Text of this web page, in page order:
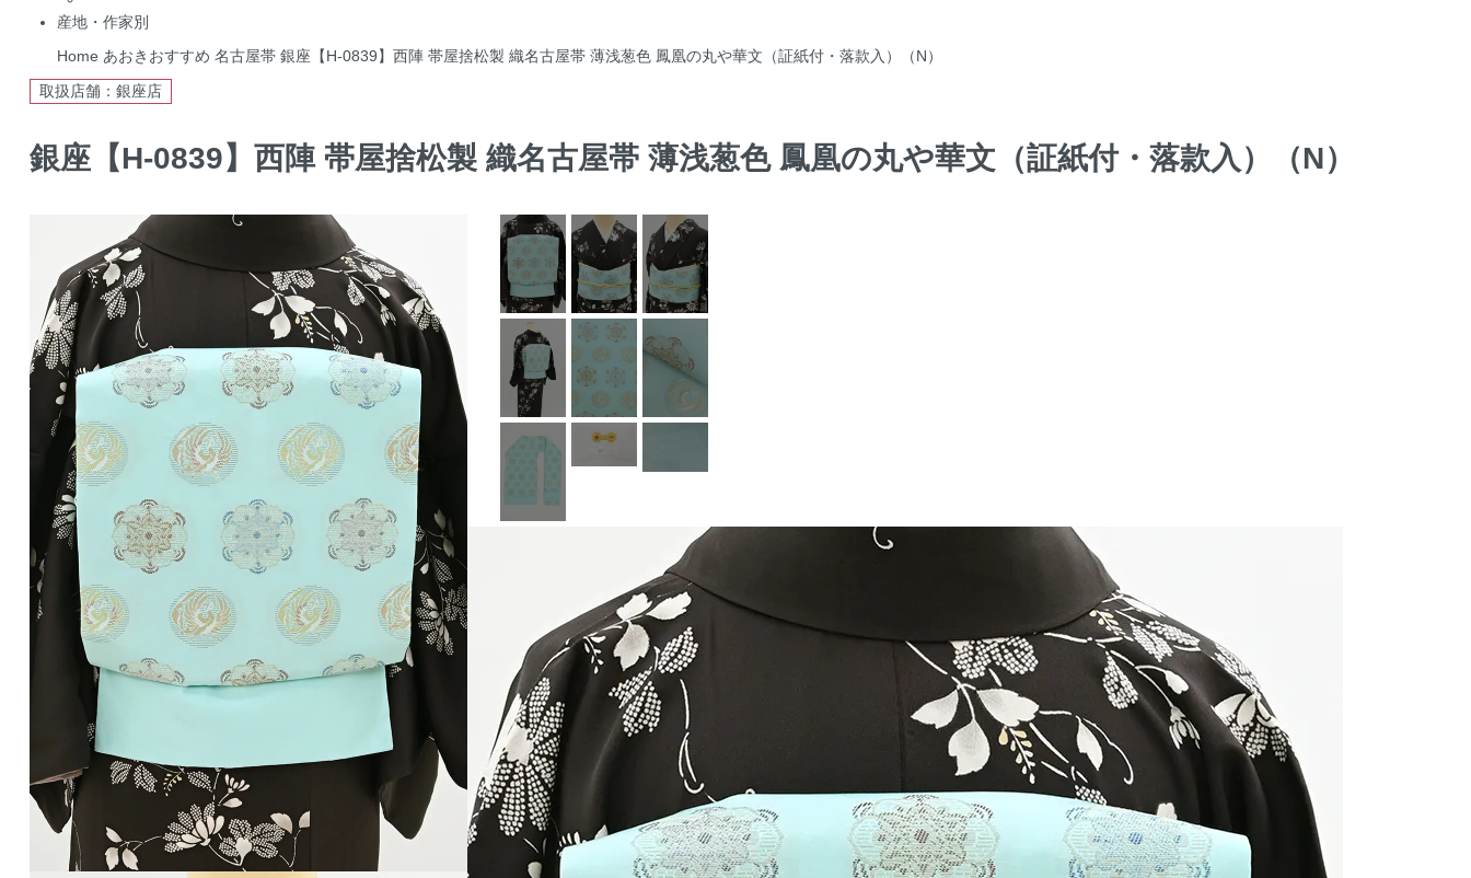
産地・作家別
Home あおきおすすめ 名古屋帯 銀座【H-0839】西陣 帯屋捨松製 織名古屋帯 薄浅葱色 鳳凰の丸や華文（証紙付・落款入）（N）
取扱店舗：銀座店
銀座【H-0839】西陣 帯屋捨松製 織名古屋帯 薄浅葱色 鳳凰の丸や華文（証紙付・落款入）（N）